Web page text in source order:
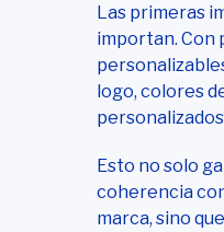
Las primeras
importan. Con
logo, colores
Esto no solo
coherencia
marca, sino